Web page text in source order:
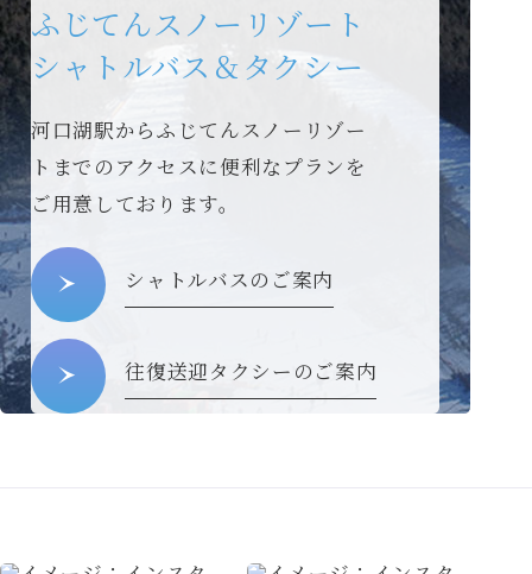
ふじてんスノーリゾート
シャトルバス＆タクシー
河口湖駅からふじてんスノーリゾー
トまでのアクセスに便利なプランを
ご用意しております。
シャトルバスのご案内
往復送迎タクシーのご案内